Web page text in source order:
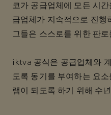
코가 공급업체에 모든 시
급업체가 지속적으로 진행
그들은 스스로를 위한 판
iktva 공식은 공급업체와
도록 동기를 부여하는 요
램이 되도록 하기 위해 수